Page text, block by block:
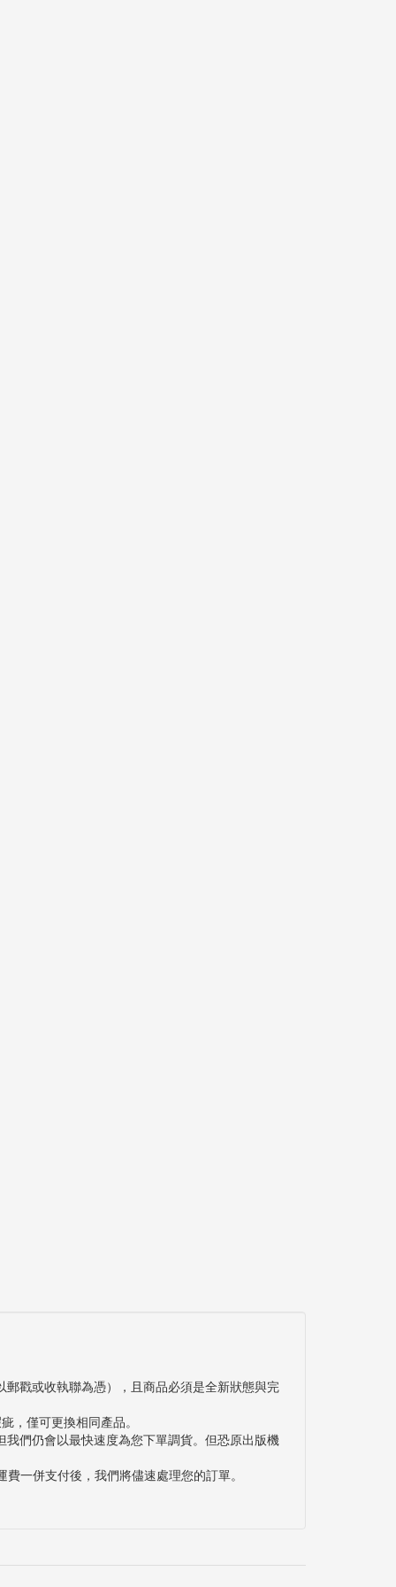
戳或收執聯為憑），且商品必須是全新狀態與完
，僅可更換相同產品。
們仍會以最快速度為您下單調貨。但恐原出版機
一併支付後，我們將儘速處理您的訂單。